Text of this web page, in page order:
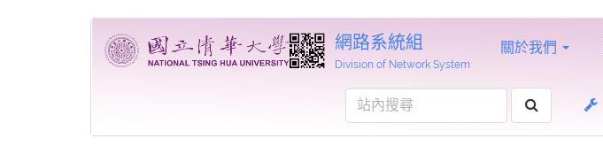
網路系統組
Division of Network System
關於我們